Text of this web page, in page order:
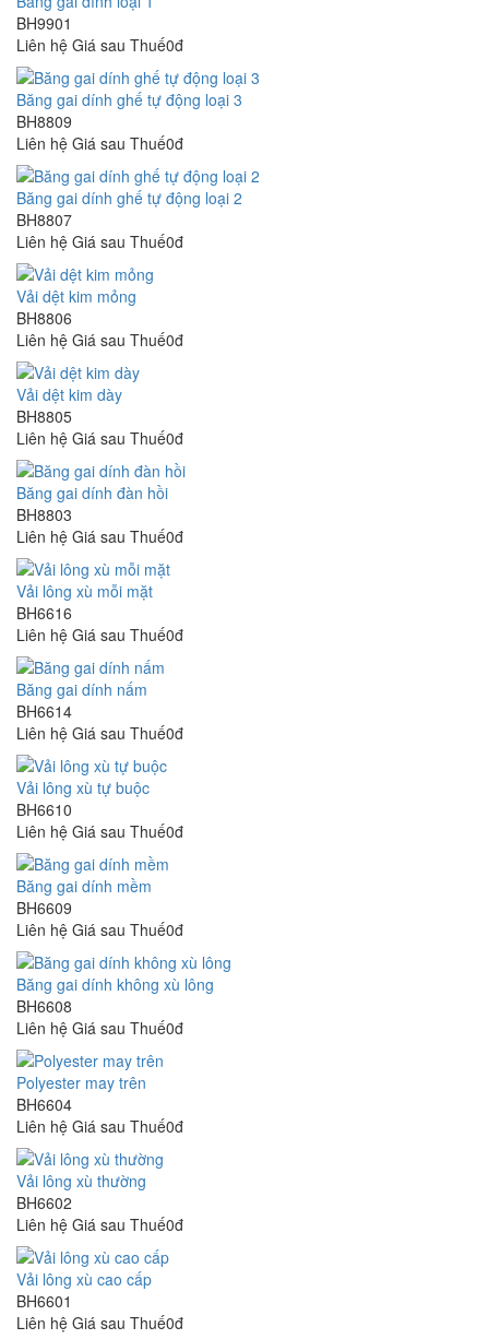
BH9901
Liên hệ Giá sau Thuế0đ
Băng gai dính ghế tự động loại 3
BH8809
Liên hệ Giá sau Thuế0đ
Băng gai dính ghế tự động loại 2
BH8807
Liên hệ Giá sau Thuế0đ
Vải dệt kim mỏng
BH8806
Liên hệ Giá sau Thuế0đ
Vải dệt kim dày
BH8805
Liên hệ Giá sau Thuế0đ
Băng gai dính đàn hồi
BH8803
Liên hệ Giá sau Thuế0đ
Vải lông xù mỗi mặt
BH6616
Liên hệ Giá sau Thuế0đ
Băng gai dính nấm
BH6614
Liên hệ Giá sau Thuế0đ
Vải lông xù tự buộc
BH6610
Liên hệ Giá sau Thuế0đ
Băng gai dính mềm
BH6609
Liên hệ Giá sau Thuế0đ
Băng gai dính không xù lông
BH6608
Liên hệ Giá sau Thuế0đ
Polyester may trên
BH6604
Liên hệ Giá sau Thuế0đ
Vải lông xù thường
BH6602
Liên hệ Giá sau Thuế0đ
Vải lông xù cao cấp
BH6601
Liên hệ Giá sau Thuế0đ